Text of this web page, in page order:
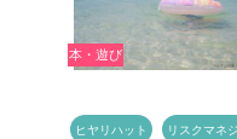
本・遊び
ヒヤリハット リスクマネ